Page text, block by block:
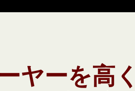
ヤーを高